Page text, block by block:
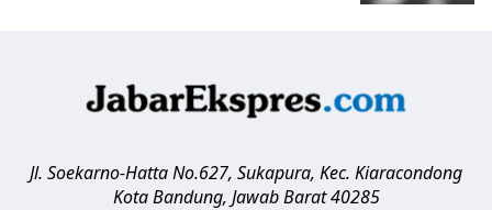
Jl. Soekarno-Hatta No.627, Sukapura, Kec. Kiaracondong
Kota Bandung, Jawab Barat 40285